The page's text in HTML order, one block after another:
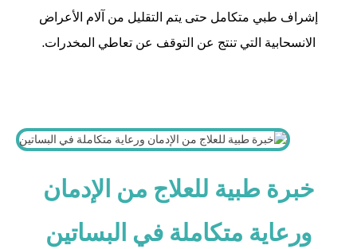
إشراف طبي متكامل حتى يتم التقليل من آلام الأعراض
الانسحابية التي تنتج عن التوقف عن تعاطي المخدرات.
خبرة طبية للعلاج من الإدمان
ورعاية متكاملة في البساتين